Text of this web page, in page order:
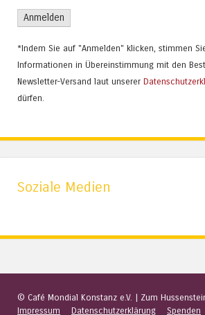
*Indem Sie auf "Anmelden" klicken, stimmen
Informationen in Übereinstimmung mit den
Newsletter-Versand laut unserer
dürfen.
Soziale Medien
© Café Mondial Konstanz e.V. | Zum
Impressum
Datenschutzerklärung Spenden